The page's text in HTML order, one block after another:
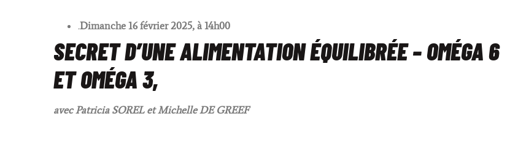
.Dimanche 16 février 2025, à 14h00
SECRET D’UNE ALIMENTATION ÉQUILIBRÉE – OMÉGA 6
ET OMÉGA 3,
avec Patricia SOREL et Michelle DE GREEF